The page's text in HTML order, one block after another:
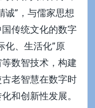
诚”，与儒家思想
传统文化的数字
化、生活化”原
数智技术，构建
老智慧在数字时
和创新性发展。